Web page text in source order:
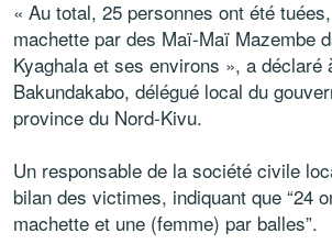
« Au total, 25 personnes ont été
machette par des Maï-Maï Mazembe
Kyaghala et ses environs », a déclaré
Bakundakabo, délégué local du
province du Nord-Kivu.
Un responsable de la société civile
bilan des victimes, indiquant que “24
machette et une (femme) par balles”.